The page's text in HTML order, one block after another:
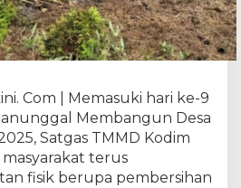
Com | Memasuki hari ke-9
Membangun Desa
Satgas TMMD Kodim
terus
fisik berupa pembersihan